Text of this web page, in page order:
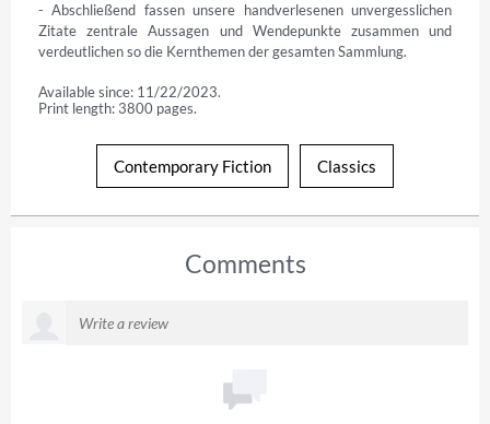
- Abschließend fassen unsere handverlesenen unvergesslichen
Zitate zentrale Aussagen und Wendepunkte zusammen und
verdeutlichen so die Kernthemen der gesamten Sammlung.
Available since: 11/22/2023.
Print length: 3800 pages.
Contemporary Fiction Classics
Comments